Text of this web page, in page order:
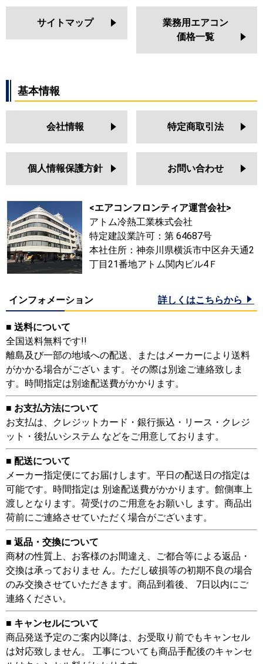
サイトマップ
業務用エアコン
価格一覧
基本情報
会社情報 特定商取引法
個人情報保護方針 お問い合わせ
<エアコンフロンティア運営会社>
アトム冷熱工業株式会社
特定建設業許可：第 64687号
本社住所：神奈川県横浜市中区弁天通2
丁目21番地アトム関内ビル4Ｆ
インフォメーション 詳しくはこちらから
■ 送料について
全国送料無料です!!
離島及び一部の地域への配送、またはメーカーにより送料
がかかる場合がござい ます。その際は別途ご連絡致しま
す。時間指定は別途配送費がかかります。
■ お支払方法について
お支払は、クレジットカード・銀行振込・リース・クレジ
ット・後払いシステム などをご用意しております。
■ 配送について
メーカー指定便にてお届けします。平日の配送日の指定は
可能です。時間指定は 別途配送費がかかります。館側車上
渡しとなります。荷受けのご用意をお願いし ます。商品出
荷前にご連絡させていただく場合がございます。
■ 返品・交換について
商材の性質上、お客様のお間違え、ご都合等による返品・
交換は承っておりませ ん。ただし破損等の初期不良の場合
のみ交換させていただきます。商品到着後、 7日以内にご
連絡ください。
■ キャンセルについて
商品発送予定のご案内以降は、お受取り前でもキャンセル
は対応致しません。 工事についても商品手配後のキャンセ